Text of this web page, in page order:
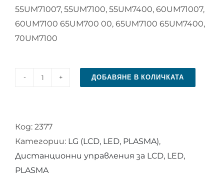
55UM71007, 55UM7100, 55UM7400, 60UM71007,
60UM7100 65UM700 00, 65UM7100 65UM7400,
70UM7100
количество
управление
за
LG
AKB75675311
ДОБАВЯНЕ В КОЛИЧКАТА
Код: 2377
Категории: LG (LCD, LED, PLASMA),
Дистанционни управления за LCD, LED,
PLASMA